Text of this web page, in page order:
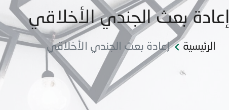
إعادة بعث الجندي الأخلاقي
الرئيسية إعادة بعث الجندي الأخلاقي